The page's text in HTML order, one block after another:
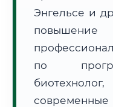
Формат учебы:
🗺️ Зона обслуживания: г.
Энгельсе и
по